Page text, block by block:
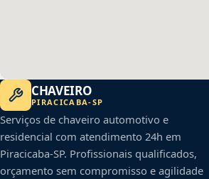
CHAVEIRO
PIRACICABA-SP
Serviços de chaveiro automotivo e
residencial com atendimento 24h em
Piracicaba-SP. Profissionais qualificados,
orçamento sem compromisso e agilidade